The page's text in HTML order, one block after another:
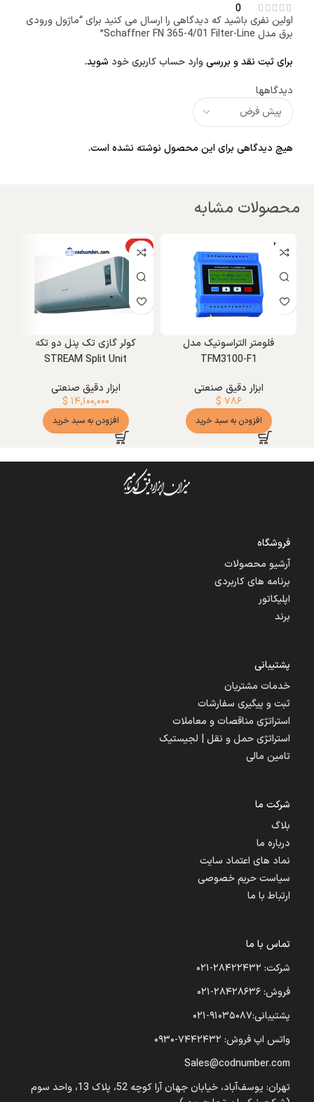
0
دیدگاهها
هیچ دیدگاهی برای این محصول نوشته نشده است.
اولین نفری باشید که دیدگاهی را ارسال می کنید برای “ماژول ورودی
برق مدل Schaffner FN 365-4/01 Filter-Line”
برای ثبت نقد و بررسیوارد حساب کاربری خود شوید.
محصولات مشابه
NEW
فلومتر التراسونیک مدل
TFM3100-F1
ابزار دقیق صنعتی
$ ۷۸۶
افزودن به سبد خرید
ویژه
کولر گازی تک پنل دو تکه
STREAM Split Unit
ابزار دقیق صنعتی
$ ۱۴,۱۰۰,۰۰۰
افزودن به سبد خرید
فروشگاه
آرشیو محصولات
برنامه های کاربردی
اپلیکاتور
برند
پشتیبانی
خدمات مشتریان
ثبت و پیگیری سفارشات
استراتژی مناقصات و معاملات
استراتژی حمل و نقل | لجیستیک
تامین مالی
شرکت ما
بلاگ
درباره ما
نماد های اعتماد سایت
سیاست حریم خصوصی
ارتباط با ما
تماس با ما
شرکت: ۲۸۴۲۲۴۳۲-۰۲۱
فروش: ۲۸۴۲۸۶۳۶-۰۲۱
پشتیبانی:۹۱۰۳۵۰۸۷-۰۲۱
واتس اپ فروش: ۷۴۴۲۴۳۲-۰۹۳۰
Sales@codnumber.com
تهران: یوسف‌آباد، خیابان جهان آرا کوچه 52، پلاک 13، واحد سوم